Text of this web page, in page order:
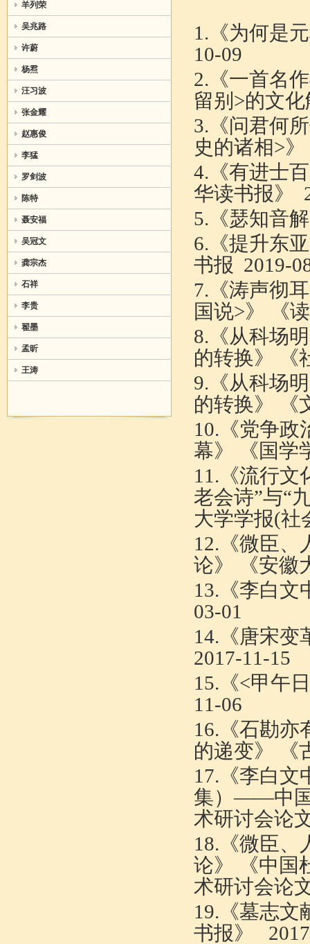
羊列荣
吴兆路
许蔚
杨焄
汪习波
张金耀
赵惠俊
李猛
罗剑波
陈特
聂安福
吴冠文
龚宗杰
石祥
李贵
翟墨
孟昕
王涛
1.《为何是
10-09
2.《一首名
留别>的文
3.《问君何
史的诸相>
4.《有进士
华读书报》
5.《瑟知音
6.《提升东
书报 2019-
7.《涛声彻
国说>》 《
8.《从科场
的转换》 《
9.《从科场
的转换》 《
10.《党争政
幕》 《国学
11.《流行文
老会诗”与“
大学学报(社
12.《微臣、
论》 《安徽
13.《李白文
03-01
14.《唐宋变
2017-11-15
15.《<甲午
11-06
16.《石勘亦
的递变》 《
17.《李白文
集）——中
术研讨会论
18.《微臣、
论》 《中国
术研讨会论
19.《墓志文
书报》